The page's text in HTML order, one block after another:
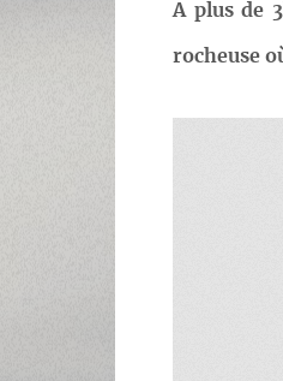
A plus de
rocheuse